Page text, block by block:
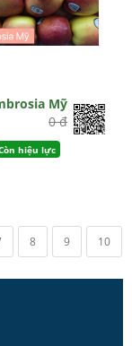
Mỹ
0 đ
hiệu lực
8 9 10